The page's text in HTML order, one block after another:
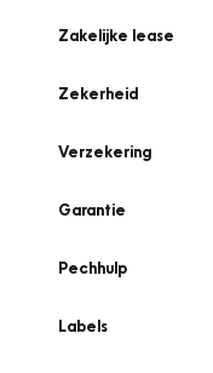
Zakelijke lease
Zekerheid
Verzekering
Garantie
Pechhulp
Labels